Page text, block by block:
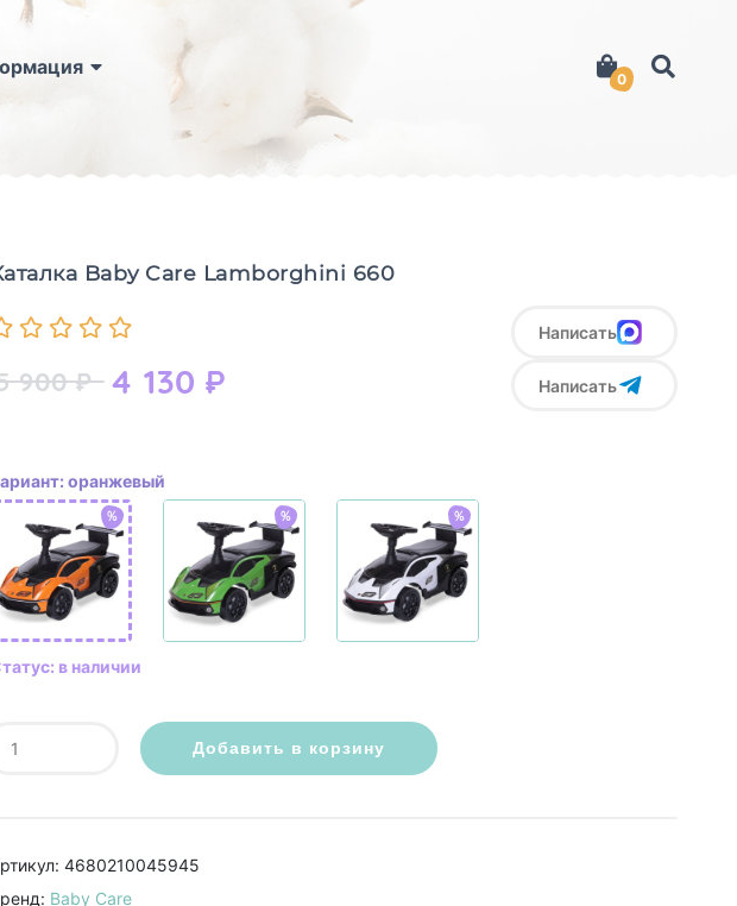
0
Baby Care Lamborghini 660
900₽ 4 130 ₽
Написать
Написать
оранжевый
% % %
в наличии
Добавить в корзину
4680210045945
Baby Care